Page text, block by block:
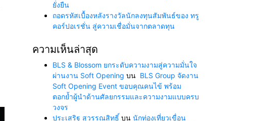
ยั่งยืน
ถอดรหัสเบื้องหลังรางวัลนักลงทุนสัมพันธ์ของ ทรู
คอร์ปอเรชั่น สู่ความเชื่อมั่นจากตลาดทุน
ความเห็นล่าสุด
BLS & Blossom ยกระดับความงามสู่ความมั่นใจ
ผ่านงาน Soft Opening บน BLS Group จัดงาน
Soft Opening Event ขอบคุณคนไข้ พร้อม
ตอกย้ำผู้นำด้านศัลยกรรมและความงามแบบครบ
วงจร
ประเสริฐ สุวรรณสิทธิ์ บน นักท่องเที่ยวเขื่อน